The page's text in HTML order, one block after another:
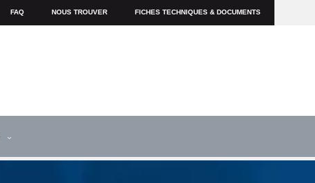
FAQ NOUS TROUVER FICHES TECHNIQUES & DOCUMENTS